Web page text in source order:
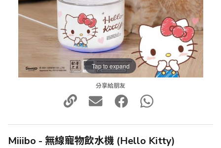
Tap to expand
分享給朋友
Miiibo - 無線寵物飲水機 (Hello Kitty)